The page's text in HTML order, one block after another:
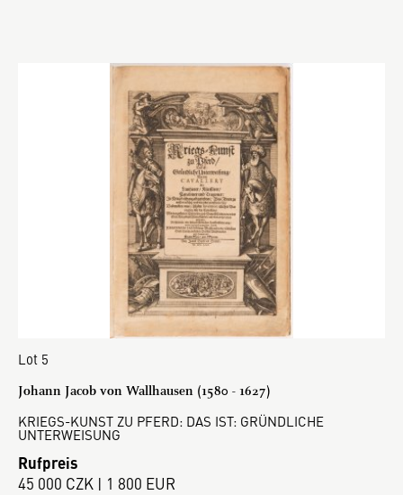
Lot 5
Johann Jacob von Wallhausen (1580 - 1627)
KRIEGS-KUNST ZU PFERD: DAS IST: GRÜNDLICHE
UNTERWEISUNG
Rufpreis
45 000 CZK | 1 800 EUR